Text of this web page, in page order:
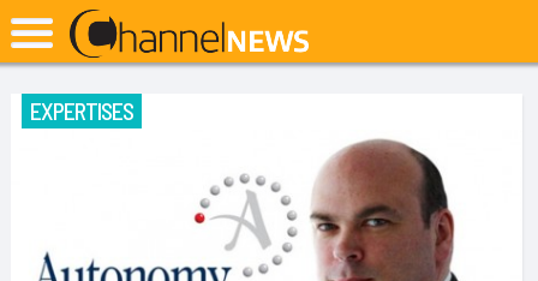
EXPERTISES